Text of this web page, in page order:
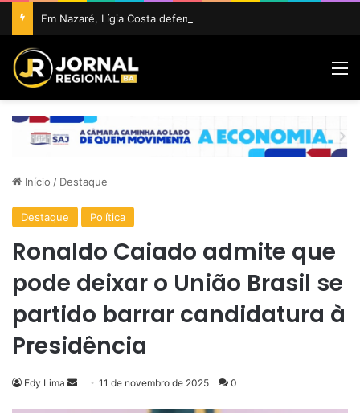
Início / Destaque
Destaque Política
Ronaldo Caiado admite que
pode deixar o União Brasil se
partido barrar candidatura à
Presidência
Edy Lima
Mande11 de novembro de 2025 0